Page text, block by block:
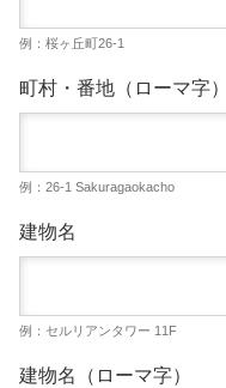
例：桜ヶ丘町26-1
町村・番地（ローマ字）
例：26-1 Sakuragaokacho
建物名
例：セルリアンタワー 11F
建物名（ローマ字）